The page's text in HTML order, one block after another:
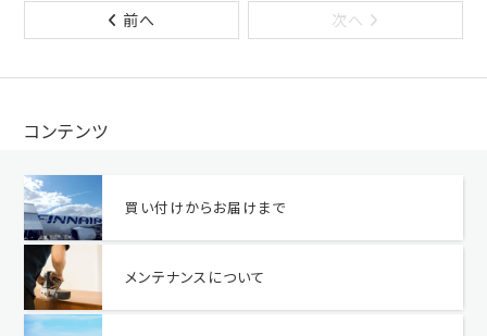
前へ 次へ
コンテンツ
買い付けからお届けまで
メンテナンスについて